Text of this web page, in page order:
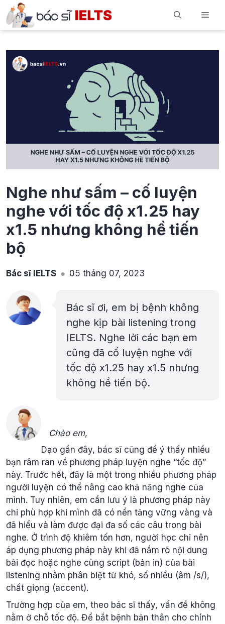
Skip
to
content
Nghe như sấm – cố luyện
nghe với tốc độ x1.25 hay
x1.5 nhưng không hề tiến
bộ
Bác sĩ IELTS 05 tháng 07, 2023
Bác sĩ ơi, em bị bệnh không
nghe kịp bài listening trong
IELTS. Nghe lời các bạn em
cũng đã cố luyện nghe với
tốc độ x1.25 hay x1.5 nhưng
không hề tiến bộ.
Chào em,
Dạo gần đây, bác sĩ cũng để ý thấy nhiều
bạn râm ran về phương pháp luyện nghe “tốc độ”
này. Trước hết, đây là một trong nhiều phương pháp
người luyện có thể nâng cao khả năng nghe của
mình. Tuy nhiên, em cần lưu ý là phương pháp này
chỉ phù hợp khi mình đã có nền tảng vững vàng và
đã hiểu và làm được đại đa số các câu trong bài
nghe. Ở trình độ khiêm tốn hơn, người học chỉ nên
áp dụng phương pháp này khi đã nắm rõ nội dung
bài đọc hoặc nghe cùng script (bản in) của bài
listening nhằm phân biệt từ khó, số nhiều (âm /s/),
chất giọng (accent).
Trường hợp của em, theo bác sĩ thấy, vấn đề không
nằm ở chỗ tốc độ. Để bắt bệnh bản thân cho chính